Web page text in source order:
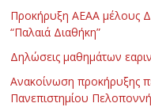
Προκήρυξη ΑΕΑΑ μέλους
“Παλαιά Διαθήκη”
Δηλώσεις μαθημάτων
Ανακοίνωση προκήρυξης
Πανεπιστημίου